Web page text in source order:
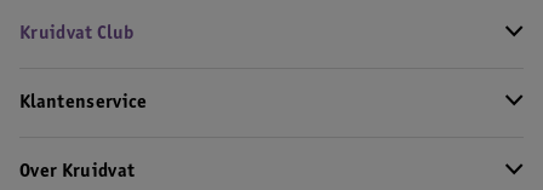
Kruidvat Club
Klantenservice
Over Kruidvat